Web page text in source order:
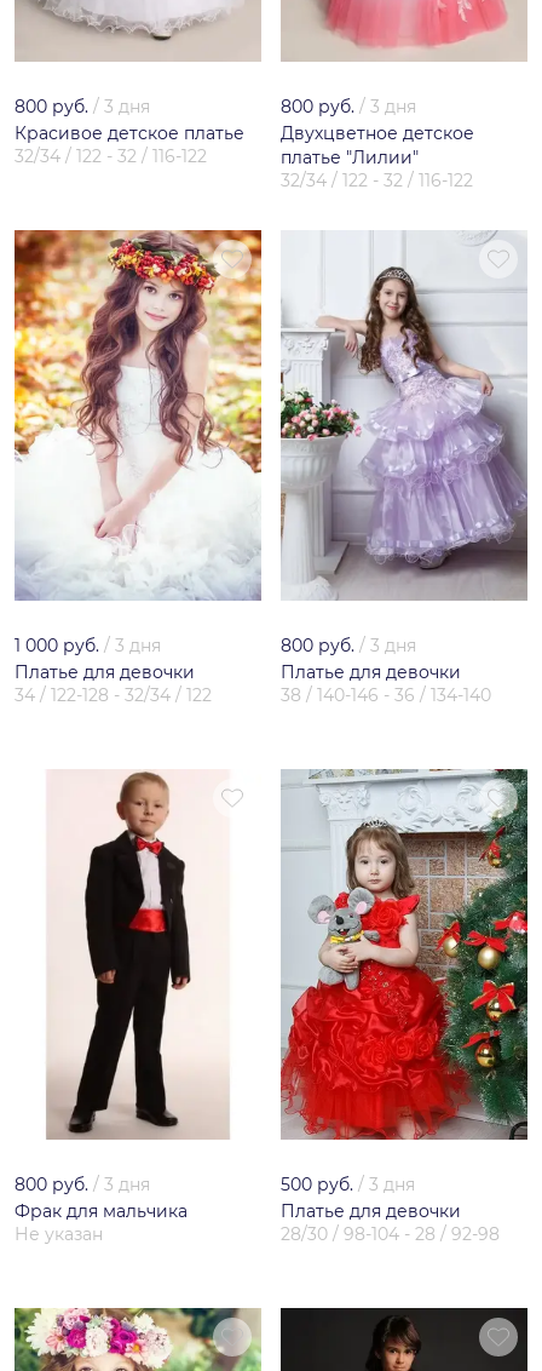
800 руб. / 3 дня
Красивое детское платье
32/34 / 122 - 32 / 116-122
800 руб. / 3 дня
Двухцветное детское
платье "Лилии"
32/34 / 122 - 32 / 116-122
1 000 руб. / 3 дня
Платье для девочки
34 / 122-128 - 32/34 / 122
800 руб. / 3 дня
Платье для девочки
38 / 140-146 - 36 / 134-140
800 руб. / 3 дня
Фрак для мальчика
Не указан
500 руб. / 3 дня
Платье для девочки
28/30 / 98-104 - 28 / 92-98